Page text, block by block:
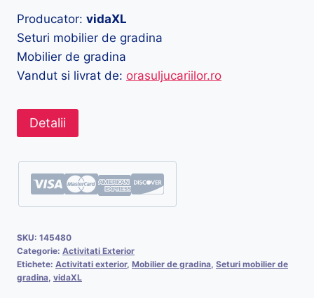
Producator: vidaXL
Seturi mobilier de gradina
Mobilier de gradina
Vandut si livrat de: orasuljucariilor.ro
Detalii
SKU: 145480
Categorie: Activitati Exterior
Etichete: Activitati exterior, Mobilier de gradina Seturi mobilier de
gradina vidaXL